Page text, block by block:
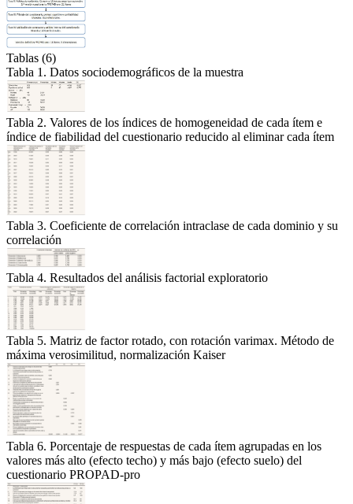
Tablas (6)
Tabla 1. Datos sociodemográficos de la muestra
Tabla 2. Valores de los índices de homogeneidad de cada ítem e
índice de fiabilidad del cuestionario reducido al eliminar cada ítem
Tabla 3. Coeficiente de correlación intraclase de cada dominio y su
correlación
Tabla 4. Resultados del análisis factorial exploratorio
Tabla 5. Matriz de factor rotado, con rotación varimax. Método de
máxima verosimilitud, normalización Kaiser
Tabla 6. Porcentaje de respuestas de cada ítem agrupadas en los
valores más alto (efecto techo) y más bajo (efecto suelo) del
cuestionario PROPAD-pro